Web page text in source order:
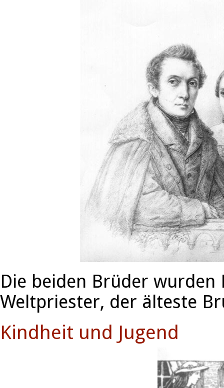
Die beiden Brüder wurden
Weltpriester, der älteste
Kindheit und Jugend